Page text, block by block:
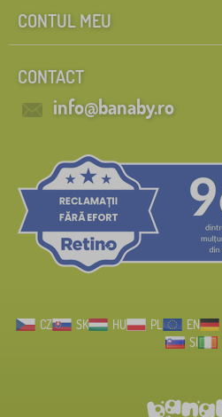
CONTUL MEU
CONTACT
info@banaby.ro
CZ SK HU PL EN
SI